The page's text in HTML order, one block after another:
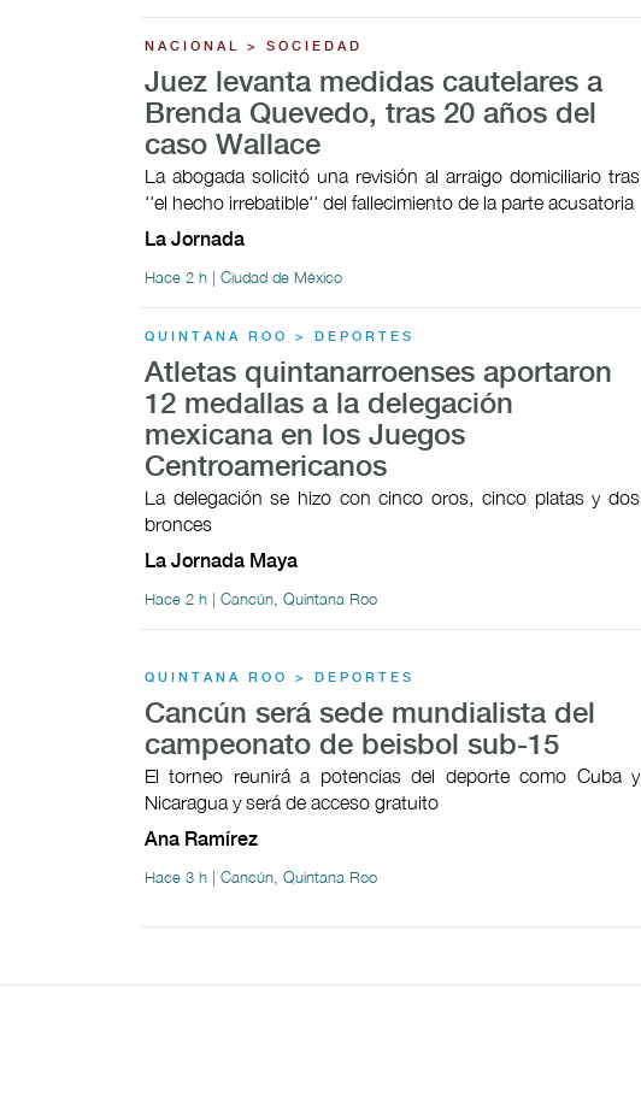
NACIONAL > SOCIEDAD
Juez levanta medidas cautelares a
Brenda Quevedo, tras 20 años del
caso Wallace
La abogada solicitó una revisión al arraigo domiciliario tras
''el hecho irrebatible'' del fallecimiento de la parte acusatoria
La Jornada
Hace 2 h | Ciudad de México
QUINTANA ROO > DEPORTES
Atletas quintanarroenses aportaron
12 medallas a la delegación
mexicana en los Juegos
Centroamericanos
La delegación se hizo con cinco oros, cinco platas y dos
bronces
La Jornada Maya
Hace 2 h | Cancún, Quintana Roo
QUINTANA ROO > DEPORTES
Cancún será sede mundialista del
campeonato de beisbol sub-15
El torneo reunirá a potencias del deporte como Cuba y
Nicaragua y será de acceso gratuito
Ana Ramírez
Hace 3 h | Cancún, Quintana Roo